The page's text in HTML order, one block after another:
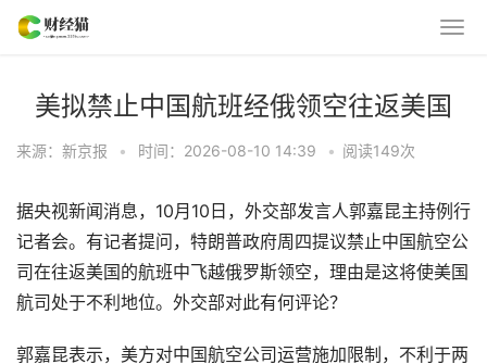
美拟禁止中国航班经俄领空往返美国
来源：新京报 • 时间：2026-08-10 14:39 • 阅读149次
据央视新闻消息，10月10日，外交部发言人郭嘉昆主持例行
记者会。有记者提问，特朗普政府周四提议禁止中国航空公
司在往返美国的航班中飞越俄罗斯领空，理由是这将使美国
航司处于不利地位。外交部对此有何评论？
郭嘉昆表示，美方对中国航空公司运营施加限制，不利于两